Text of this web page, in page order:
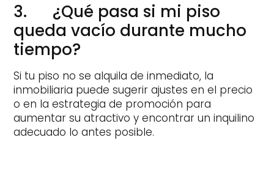
3. ¿Qué pasa si mi piso
queda vacío durante mucho
tiempo?
Si tu piso no se alquila de inmediato, la
inmobiliaria puede sugerir ajustes en el precio
o en la estrategia de promoción para
aumentar su atractivo y encontrar un inquilino
adecuado lo antes posible.